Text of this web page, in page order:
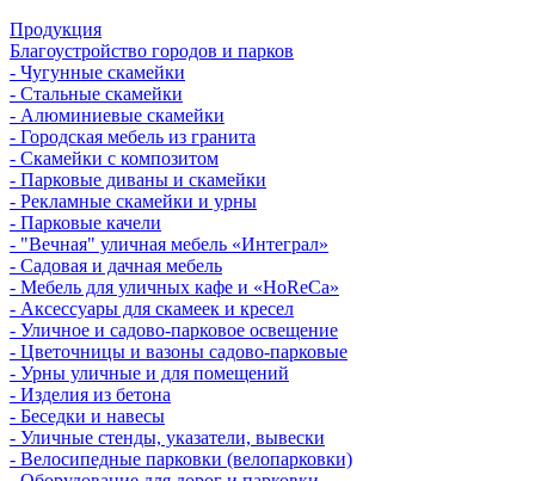
Продукция
Благоустройство городов и парков
- Чугунные скамейки
- Стальные скамейки
- Алюминиевые скамейки
- Городская мебель из гранита
- Скамейки с композитом
- Парковые диваны и скамейки
- Рекламные скамейки и урны
- Парковые качели
- "Вечная" уличная мебель «Интеграл»
- Садовая и дачная мебель
- Мебель для уличных кафе и «HoReCa»
- Аксессуары для скамеек и кресел
- Уличное и садово-парковое освещение
- Цветочницы и вазоны садово-парковые
- Урны уличные и для помещений
- Изделия из бетона
- Беседки и навесы
- Уличные стенды, указатели, вывески
- Велосипедные парковки (велопарковки)